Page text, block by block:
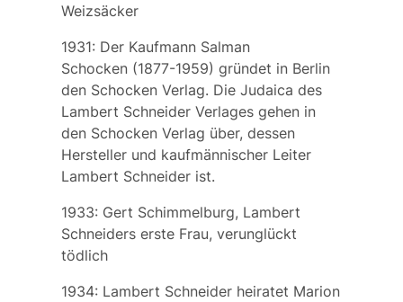
Weizsäcker
1931: Der Kaufmann Salman
Schocken(1877-1959) gründet in Berlin
den Schocken Verlag. Die Judaica des
Lambert Schneider Verlages gehen in
den Schocken Verlag über, dessen
Hersteller und kaufmännischer Leiter
Lambert Schneider ist.
1933: Gert Schimmelburg, Lambert
Schneiders erste Frau, verunglückt
tödlich
1934: Lambert Schneider heiratet Marion